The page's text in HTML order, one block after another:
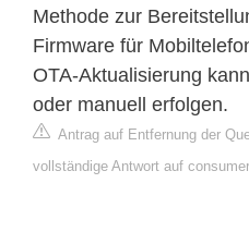
Methode zur
Firmware für
OTA-Aktualisierung
oder manuell erfolgen.
Antrag auf Entfernung der
vollständige Antwort auf